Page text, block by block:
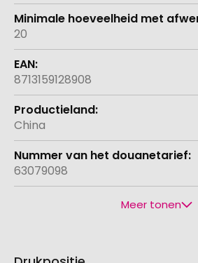
20
8713159128908
China
63079098
Meer tonen